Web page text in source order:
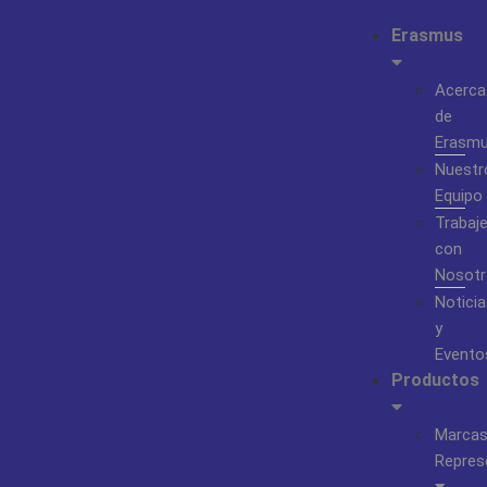
Erasmus
Acerca
de
Equipo
Trabaje
con
y
Productos
Marcas